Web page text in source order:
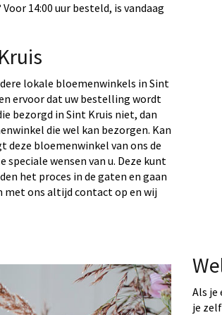
14:00 uur besteld, is vandaag
lokale bloemenwinkels in Sint
ervoor dat uw bestelling wordt
bezorgd in Sint Kruis niet, dan
die wel kan bezorgen. Kan
deze bloemenwinkel van ons de
wensen van u. Deze kunt
het proces in de gaten en gaan
met ons altijd contact op en wij
Als je
je